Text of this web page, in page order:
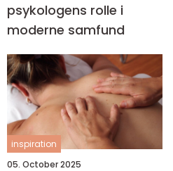
psykologens rolle i
moderne samfund
inspiration
05. October 2025